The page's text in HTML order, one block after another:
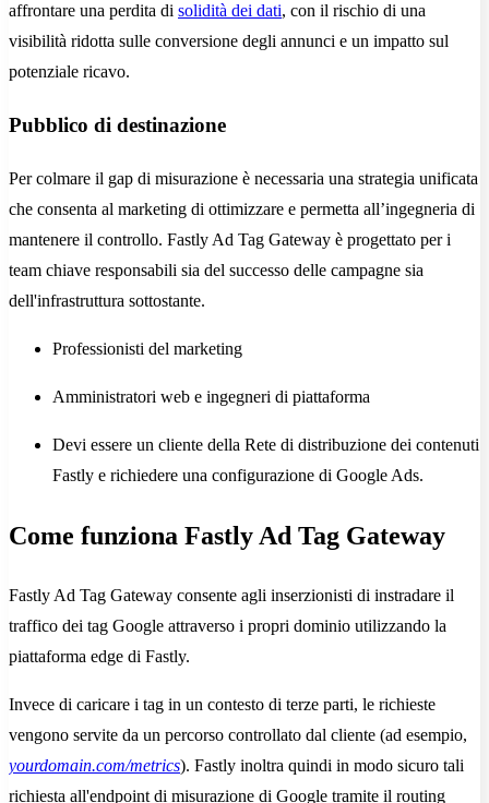
affrontare una perdita di solidità dei dati, con il rischio di una
visibilità ridotta sulle conversione degli annunci e un impatto sul
potenziale ricavo.
Pubblico di destinazione
Per colmare il gap di misurazione è necessaria una strategia unificata
che consenta al marketing di ottimizzare e permetta all’ingegneria di
mantenere il controllo. Fastly Ad Tag Gateway è progettato per i
team chiave responsabili sia del successo delle campagne sia
dell'infrastruttura sottostante.
Professionisti del marketing
Amministratori web e ingegneri di piattaforma
Devi essere un cliente della Rete di distribuzione dei contenuti
Fastly e richiedere una configurazione di Google Ads.
Come funziona Fastly Ad Tag Gateway
Fastly Ad Tag Gateway consente agli inserzionisti di instradare il
traffico dei tag Google attraverso i propri dominio utilizzando la
piattaforma edge di Fastly.
Invece di caricare i tag in un contesto di terze parti, le richieste
vengono servite da un percorso controllato dal cliente (ad esempio,
yourdomain.com/metrics). Fastly inoltra quindi in modo sicuro tali
richiesta all'endpoint di misurazione di Google tramite il routing